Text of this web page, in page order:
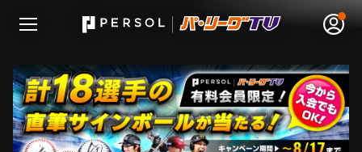
無料アカウント登録 ログイン